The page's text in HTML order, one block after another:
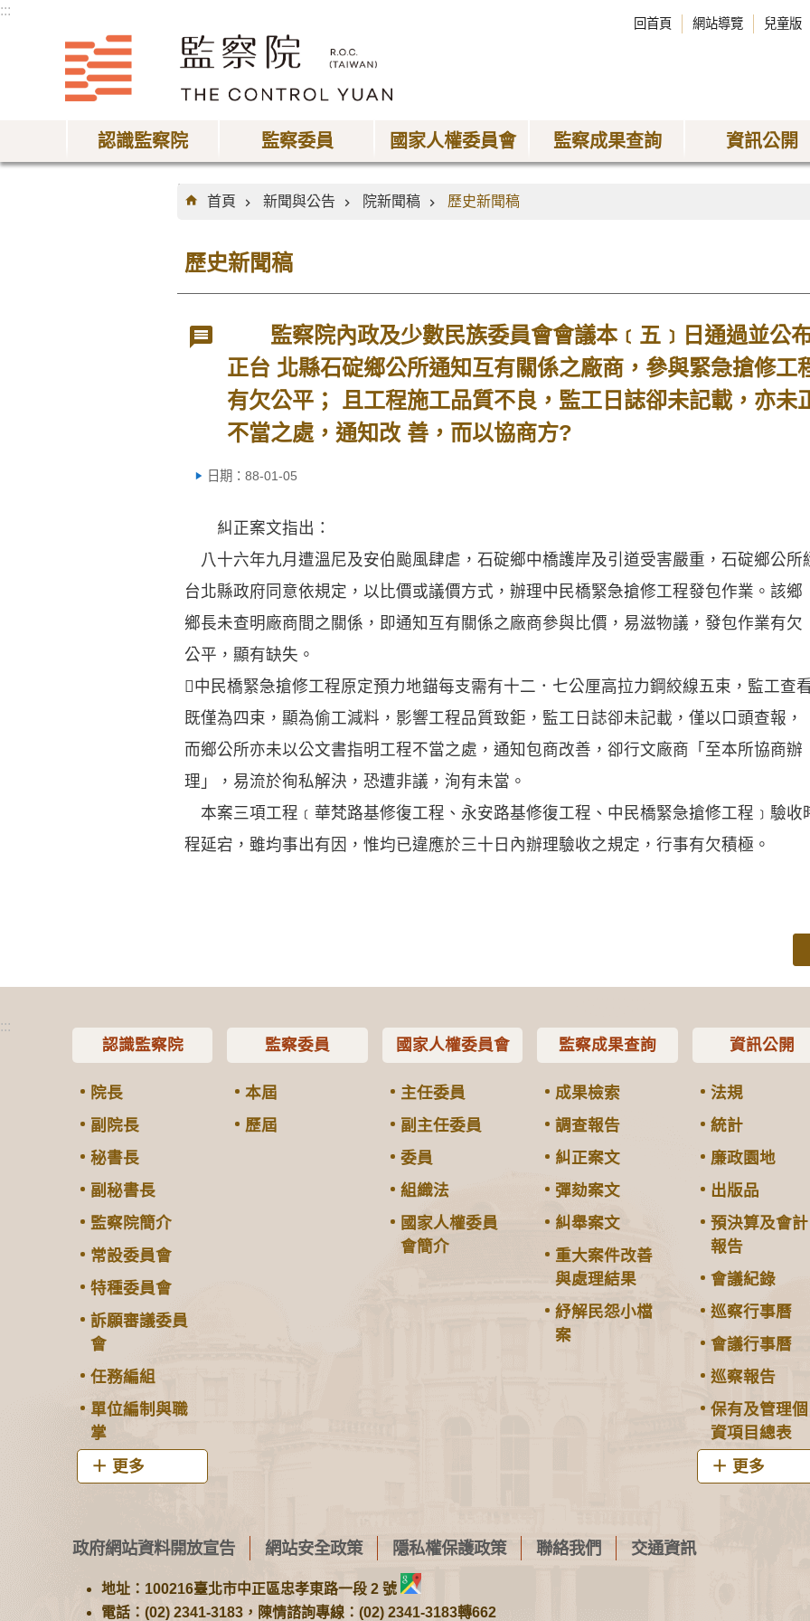
:::
回首頁 網站導覽 兒童版
認識監察院 監察委員 國家人權委員會 監察成果查詢 資訊公開
:::
首頁
新聞與公告 院新聞稿 歷史新聞稿
歷史新聞稿
監察院內政及少數民族委員會會議本﹝五﹞日通過並公
正台 北縣石碇鄉公所通知互有關係之廠商，參與緊急搶修工
有欠公平； 且工程施工品質不良，監工日誌卻未記載，亦未
不當之處，通知改 善，而以協商方?
日期：88-01-05
糾正案文指出：
八十六年九月遭溫尼及安伯颱風肆虐，石碇鄉中橋護岸及引道受害嚴重，石碇鄉公所
台北縣政府同意依規定，以比價或議價方式，辦理中民橋緊急搶修工程發包作業。該鄉
鄉長未查明廠商間之關係，即通知互有關係之廠商參與比價，易滋物議，發包作業有欠
公平，顯有缺失。
中民橋緊急搶修工程原定預力地錨每支需有十二．七公厘高拉力鋼絞線五束，監工查
既僅為四束，顯為偷工減料，影響工程品質致鉅，監工日誌卻未記載，僅以口頭查報，
而鄉公所亦未以公文書指明工程不當之處，通知包商改善，卻行文廠商「至本所協商辦
理」，易流於徇私解決，恐遭非議，洵有未當。
本案三項工程﹝華梵路基修復工程、永安路基修復工程、中民橋緊急搶修工程﹞驗收
程延宕，雖均事出有因，惟均已違應於三十日內辦理驗收之規定，行事有欠積極。
:::
認識監察院
院長
副院長
秘書長
副秘書長
監察院簡介
常設委員會
特種委員會
訴願審議委員
會
任務編組
單位編制與職
掌
更多
監察委員
本屆
歷屆
國家人權委員會
主任委員
副主任委員
委員
組織法
國家人權委員
會簡介
監察成果查詢
成果檢索
調查報告
糾正案文
彈劾案文
糾舉案文
重大案件改善
與處理結果
紓解民怨小檔
案
資訊公開
法規
統計
廉政園地
出版品
預決算及會計
報告
會議紀錄
巡察行事曆
會議行事曆
巡察報告
保有及管理個
資項目總表
更多
政府網站資料開放宣告 網站安全政策 隱私權保護政策 聯絡我們 交通資訊
地址：100216臺北市中正區忠孝東路一段 2 號
電話：(02) 2341-3183，陳情諮詢專線：(02) 2341-3183轉662